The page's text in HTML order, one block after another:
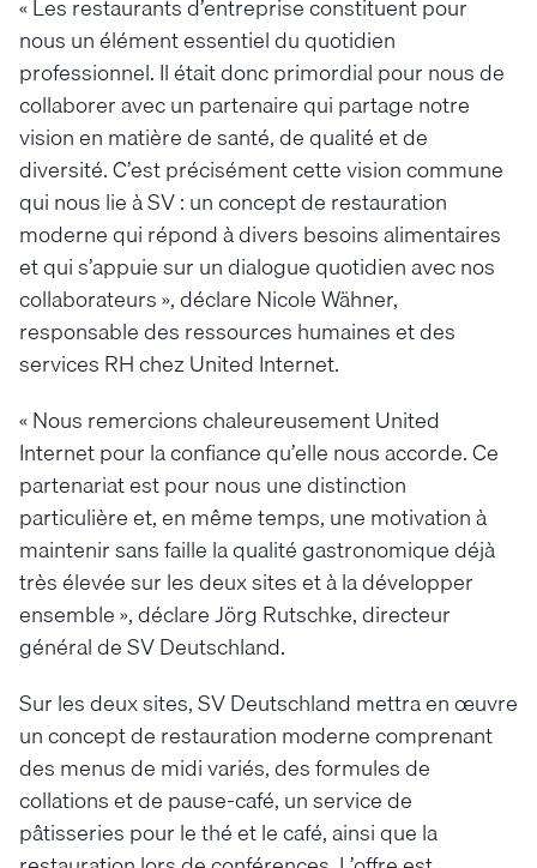
« Les restaurants d’entreprise constituent pour
nous un élément essentiel du quotidien
professionnel. Il était donc primordial pour nous de
collaborer avec un partenaire qui partage notre
vision en matière de santé, de qualité et de
diversité. C’est précisément cette vision commune
qui nous lie à SV : un concept de restauration
moderne qui répond à divers besoins alimentaires
et qui s’appuie sur un dialogue quotidien avec nos
collaborateurs », déclare Nicole Wähner,
responsable des ressources humaines et des
services RH chez United Internet.
« Nous remercions chaleureusement United
Internet pour la confiance qu’elle nous accorde. Ce
partenariat est pour nous une distinction
particulière et, en même temps, une motivation à
maintenir sans faille la qualité gastronomique déjà
très élevée sur les deux sites et à la développer
ensemble », déclare Jörg Rutschke, directeur
général de SV Deutschland.
Sur les deux sites, SV Deutschland mettra en œuvre
un concept de restauration moderne comprenant
des menus de midi variés, des formules de
collations et de pause-café, un service de
pâtisseries pour le thé et le café, ainsi que la